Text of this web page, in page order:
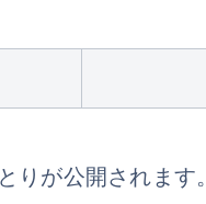
が公開されます。